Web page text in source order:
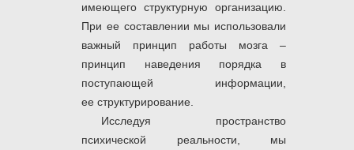
имеющего структурную организацию.
При ее составлении мы использовали
важный принцип работы мозга –
принцип наведения порядка в
поступающей информации,
ее структурирование.
Исследуя пространство
психической реальности, мы